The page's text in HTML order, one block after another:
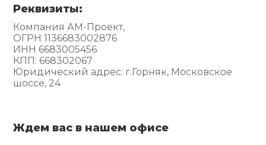
Реквизиты:
Компания АМ-Проект,
ОГРН 1136683002876
ИНН 6683005456
КПП: 668302067
Юридический адрес: г.Горняк, Московское
шоссе, 24
Ждем вас в нашем офисе